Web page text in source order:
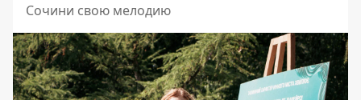
Сочини свою мелодию